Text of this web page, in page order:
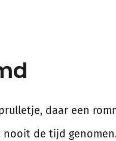
daar een
de tijd